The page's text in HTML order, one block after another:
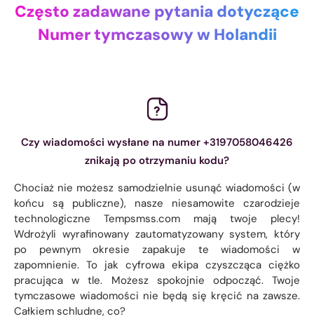
Często zadawane pytania dotyczące
Numer tymczasowy w Holandii
Czy wiadomości wysłane na numer +3197058046426
znikają po otrzymaniu kodu?
Chociaż nie możesz samodzielnie usunąć wiadomości (w
końcu są publiczne), nasze niesamowite czarodzieje
technologiczne Tempsmss.com mają twoje plecy!
Wdrożyli wyrafinowany zautomatyzowany system, który
po pewnym okresie zapakuje te wiadomości w
zapomnienie. To jak cyfrowa ekipa czyszcząca ciężko
pracująca w tle. Możesz spokojnie odpocząć. Twoje
tymczasowe wiadomości nie będą się kręcić na zawsze.
Całkiem schludne, co?